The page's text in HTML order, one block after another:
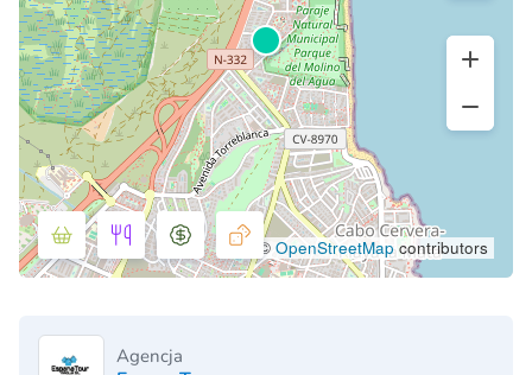
© OpenStreetMapcontributors
Agencja